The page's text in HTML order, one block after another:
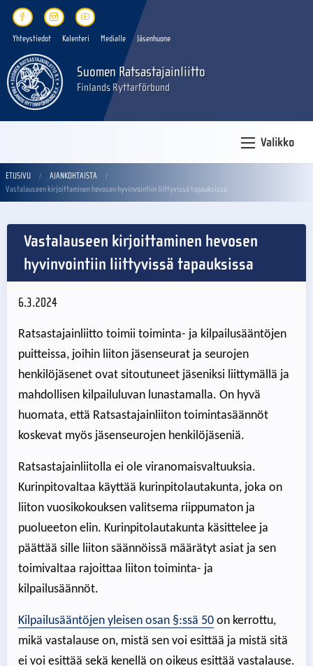
Yhteystiedot Kalenteri Medialle Jäsenhuone
Suomen Ratsastajainliitto
Finlands Ryttarförbund
Valikko
ETUSIVU
AJANKOHTAISTA
Vastalauseen kirjoittaminen hevosen hyvinvointiin liittyvissä tapauksissa
Vastalauseen kirjoittaminen hevosen
hyvinvointiin liittyvissä tapauksissa
6.3.2024
Ratsastajainliitto toimii toiminta- ja kilpailusääntöjen
puitteissa, joihin liiton jäsenseurat ja seurojen
henkilöjäsenet ovat sitoutuneet jäseniksi liittymällä ja
mahdollisen kilpailuluvan lunastamalla. On hyvä
huomata, että Ratsastajainliiton toimintasäännöt
koskevat myös jäsenseurojen henkilöjäseniä.
Ratsastajainliitolla ei ole viranomaisvaltuuksia.
Kurinpitovaltaa käyttää kurinpitolautakunta, joka on
liiton vuosikokouksen valitsema riippumaton ja
puolueeton elin. Kurinpitolautakunta käsittelee ja
päättää sille liiton säännöissä määrätyt asiat ja sen
toimivaltaa rajoittaa liiton toiminta- ja
kilpailusäännöt.
Kilpailusääntöjen yleisen osan §:ssä 50 on kerrottu,
mikä vastalause on, mistä sen voi esittää ja mistä sitä
ei voi esittää sekä kenellä on oikeus esittää vastalause.